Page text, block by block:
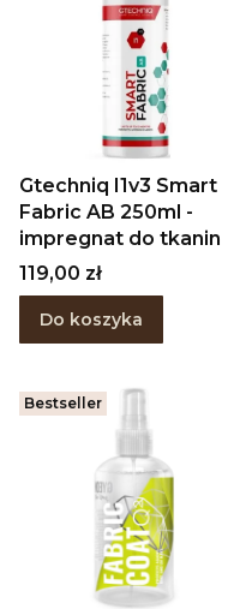
Gtechniq I1v3 Smart
Fabric AB 250ml -
impregnat do tkanin
Cena
119,00 zł
Do koszyka
Bestseller